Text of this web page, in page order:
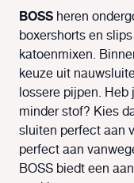
BOSS heren
boxershorts en
katoenmixen.
keuze uit
lossere pijpen.
minder stof? Kies
sluiten perfect aan
perfect aan
BOSS biedt een